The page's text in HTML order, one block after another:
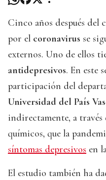
Cinco años después
por el coronavirus se
externos. Uno de ellos
antidepresivos. En este
participación del
Universidad del País
indirectamente, a través
químicos, que la
síntomas depresivos en
El estudio también ha